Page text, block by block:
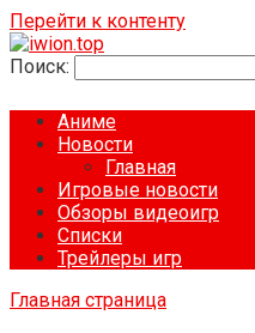
Перейти к контенту
Поиск:
Аниме
Новости
Главная
Игровые новости
Обзоры видеоигр
Списки
Трейлеры игр
Главная страница